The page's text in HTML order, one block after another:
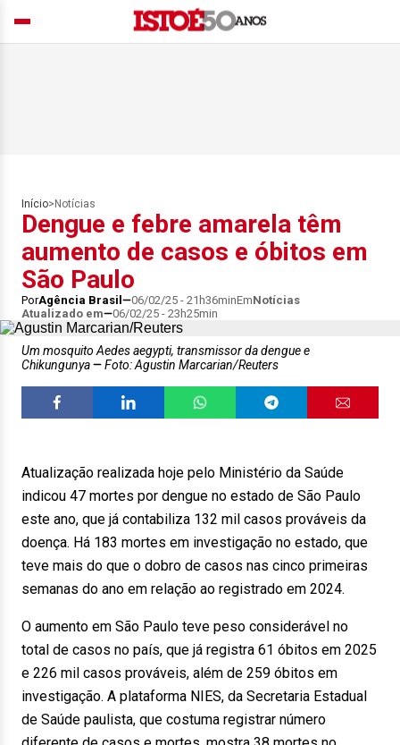
Início> Notícias
Dengue e febre amarela têm
aumento de casos e óbitos em
São Paulo
PorAgência Brasil 06/02/25 - 21h36minEmNotícias
Atualizado em
06/02/25 - 23h25min
Um mosquito Aedes aegypti, transmissor da dengue e
Chikungunya
Foto: Agustin Marcarian/Reuters
Atualização realizada hoje pelo Ministério da Saúde
indicou 47 mortes por dengue no estado de São Paulo
este ano, que já contabiliza 132 mil casos prováveis da
doença. Há 183 mortes em investigação no estado, que
teve mais do que o dobro de casos nas cinco primeiras
semanas do ano em relação ao registrado em 2024.
O aumento em São Paulo teve peso considerável no
total de casos no país, que já registra 61 óbitos em 2025
e 226 mil casos prováveis, além de 259 óbitos em
investigação. A plataforma NIES, da Secretaria Estadual
de Saúde paulista, que costuma registrar número